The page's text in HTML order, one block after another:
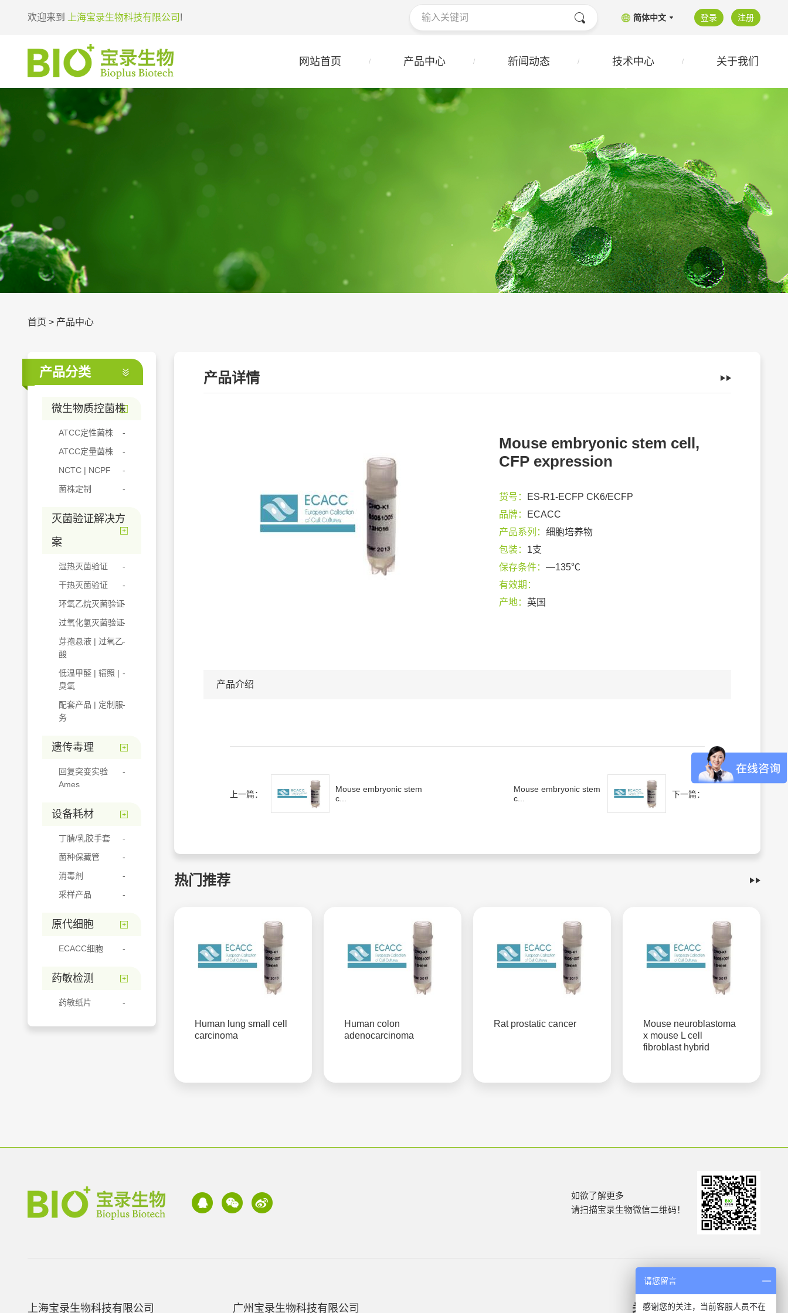
欢迎来到 上海宝录生物科技有限公司 ! 简体中文 登录 注册
网站首页 产品中心 新闻动态 技术中心 关于我们
首页 > 产品中心
产品分类
微生物质控菌株
ATCC定性菌株
ATCC定量菌株
NCTC | NCPF
菌株定制
灭菌验证解决方
案
湿热灭菌验证
干热灭菌验证
环氧乙烷灭菌验证
过氧化氢灭菌验证
芽孢悬液 | 过氧乙
酸
低温甲醛 | 辐照 |
臭氧
配套产品 | 定制服
务
遗传毒理
回复突变实验
Ames
设备耗材
丁腈/乳胶手套
菌种保藏管
消毒剂
采样产品
原代细胞
ECACC细胞
药敏检测
药敏纸片
产品详情
Mouse embryonic stem cell,
CFP expression
货号：
ES-R1-ECFP CK6/ECFP
品牌：
ECACC
产品系列： 细胞培养物
包装： 1支
保存条件： —135℃
有效期：
产地： 英国
产品介绍
上一篇：
Mouse embryonic stem
c...
Mouse embryonic stem
c...
下一篇：
热门推荐
Human lung small cell
carcinoma
Human colon
adenocarcinoma
Rat prostatic cancer
Mouse neuroblastoma
x mouse L cell
fibroblast hybrid
如欲了解更多
请扫描宝录生物微信二维码！
上海宝录生物科技有限公司 广州宝录生物科技有限公司 关于我们 产品信息
请您留言
感谢您的关注，当前客服人员不在